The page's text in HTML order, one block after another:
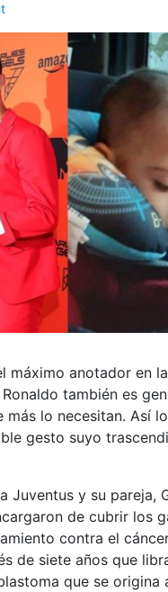
máximo anotador en
también es
más lo necesitan. Así
gesto suyo
Juventus y su pareja,
de cubrir los
contra el
de siete años que
que se origina